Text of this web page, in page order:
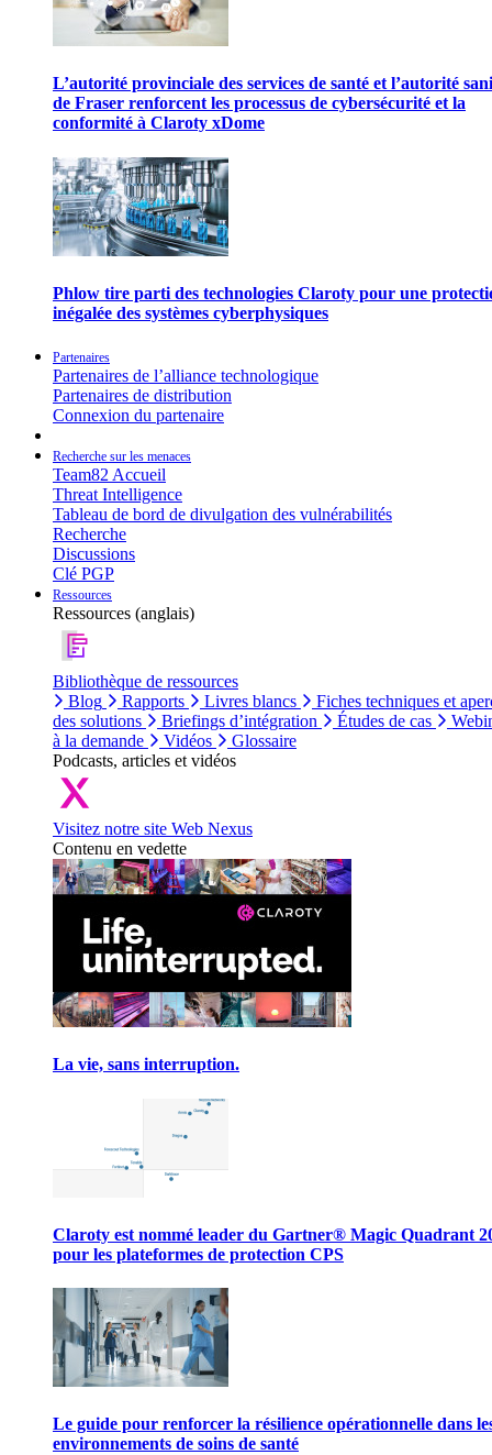
L’autorité provinciale des services de santé et l’autorité
de Fraser renforcent les processus de cybersécurité et la
conformité à Claroty xDome
Phlow tire parti des technologies Claroty pour une
inégalée des systèmes cyberphysiques
Partenaires
Partenaires de l’alliance technologique
Partenaires de distribution
Connexion du partenaire
Recherche sur les menaces
Team82 Accueil
Threat Intelligence
Tableau de bord de divulgation des vulnérabilités
Recherche
Discussions
Clé PGP
Ressources
Ressources (anglais)
Bibliothèque de ressources
Blog
Rapports Livres blancs
Fiches techniques et
des solutions
Briefings d’intégration Études de cas
à la demande
Vidéos
Glossaire
Podcasts, articles et vidéos
Visitez notre site Web Nexus
Contenu en vedette
La vie, sans interruption.
Claroty est nommé leader du Gartner® Magic Quadrant
pour les plateformes de protection CPS
Le guide pour renforcer la résilience opérationnelle dans
environnements de soins de santé